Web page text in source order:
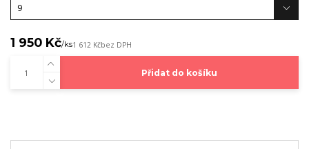
1 950 Kč/ks1 612 Kčbez DPH
Přidat do košíku